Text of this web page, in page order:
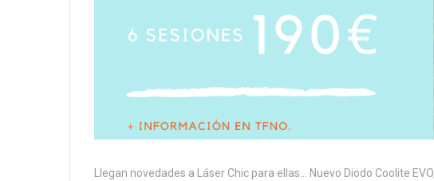
Llegan novedades a Láser Chic para ellas… Nuevo Diodo Coolite